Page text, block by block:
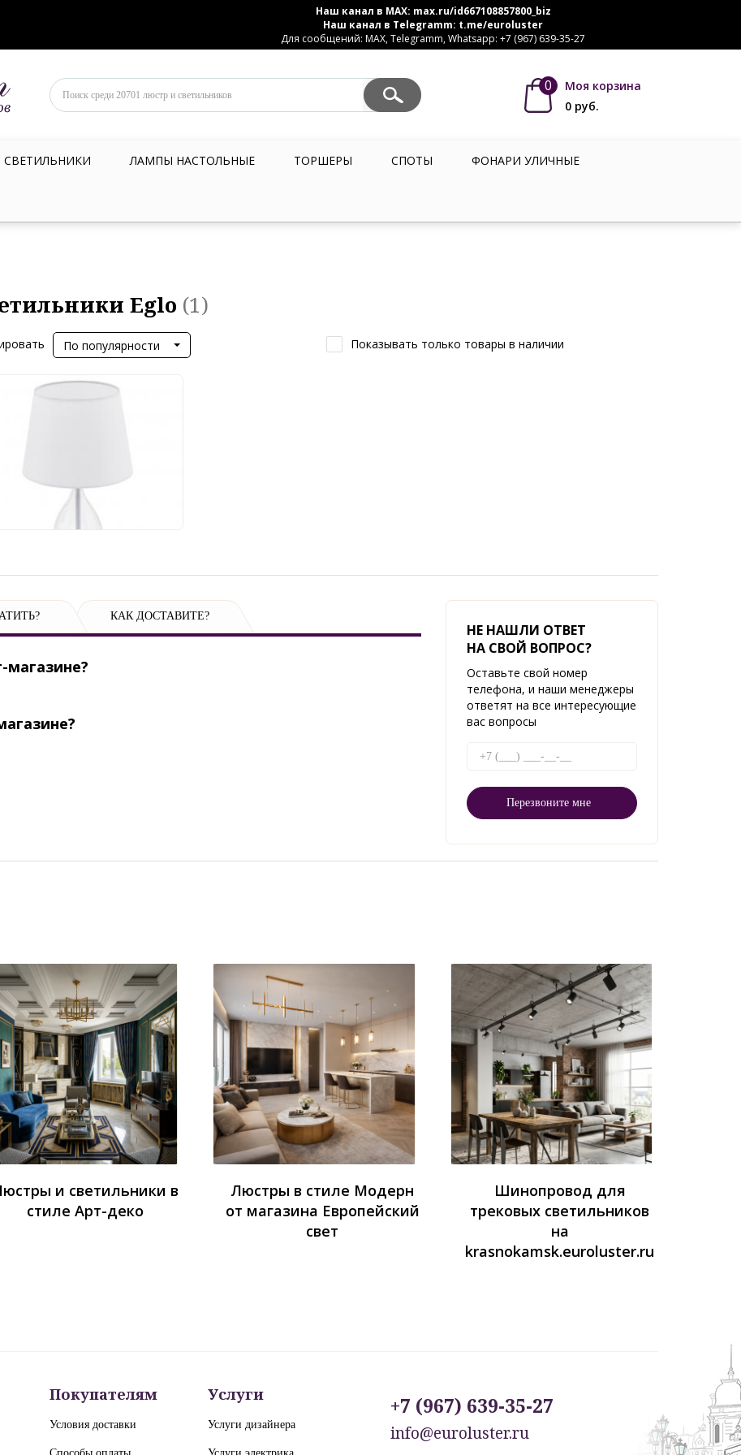
Наш канал в MAX: max.ru/id667108857800_biz
Наш канал в Telegramm: t.me/euroluster
Для сообщений: MAX, Telegramm, Whatsapp: +7 (967) 639-35-27
0
Моя корзина
0 руб.
СВЕТИЛЬНИКИ ЛАМПЫ НАСТОЛЬНЫЕ ТОРШЕРЫ СПОТЫ ФОНАРИ УЛИЧНЫЕ
Eglo (1)
По популярности Показывать только товары в наличии
100 руб.
КАК ДОСТАВИТЕ?
магазине?
НЕ НАШЛИ ОТВЕТ
НА СВОЙ ВОПРОС?
Оставьте свой номер
телефона, и наши менеджеры
ответят на все интересующие
вас вопросы
и светильники в
стиле Арт-деко
Люстры в стиле Модерн
от магазина Европейский
свет
Шинопровод для
трековых светильников
на
krasnokamsk.euroluster.ru
Покупателям
Условия доставки
Услуги
Услуги дизайнера
+7 (967) 639-35-27
info@euroluster.ru